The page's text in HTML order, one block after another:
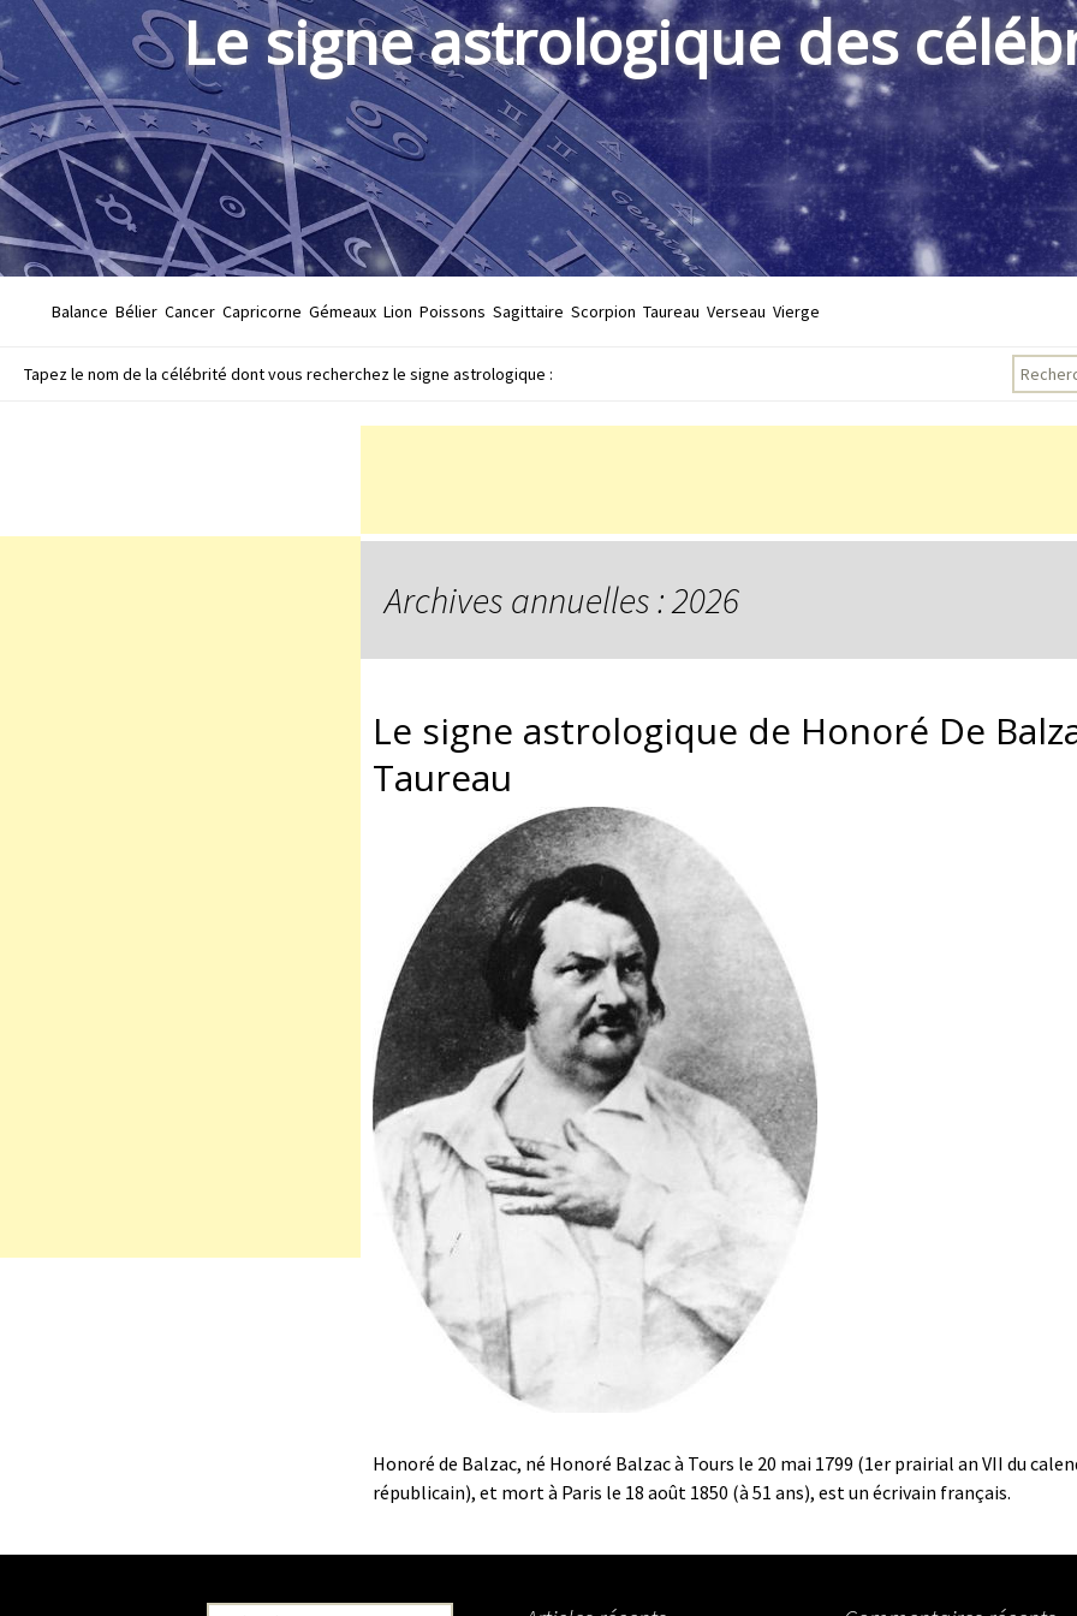
Le signe astrologique des
Balance Bélier Cancer Capricorne Gémeaux Lion Poissons Sagittaire Scorpion Taureau Verseau Vierge
Tapez le nom de la célébrité dont vous recherchez le signe astrologique :
Archives annuelles : 2026
Le signe astrologique de Honoré De
Taureau
Honoré de Balzac, né Honoré Balzac à Tours le 20 mai 1799 (1er prairial an VII du
républicain), et mort à Paris le 18 août 1850 (à 51 ans), est un écrivain français.